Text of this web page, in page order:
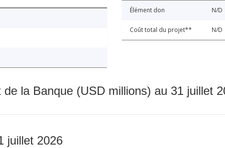
Élément don N/D
Coût total du projet** N/D
la Banque (USD millions) au 31 juillet
juillet 2026